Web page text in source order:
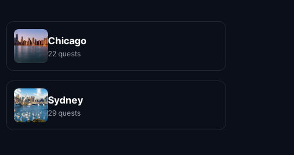
Chicago
22 quests
Sydney
29 quests